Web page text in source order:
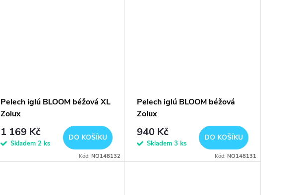
Pelech iglú BLOOM béžová XL
Zolux
1 169 Kč
Skladem2 ks
DO KOŠÍKU
Kód: NO148132
Pelech iglú BLOOM béžová
Zolux
940 Kč
Skladem 3 ks
DO KOŠÍKU
Kód: NO148131